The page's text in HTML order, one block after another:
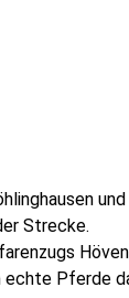
Strecke.
echte Pferde